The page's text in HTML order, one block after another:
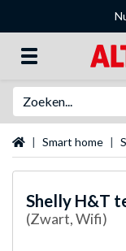
StartpaginaSmart home
Shelly H&T
(Zwart, Wifi)